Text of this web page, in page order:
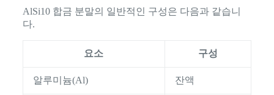
AlSi10 합금 분말의 일반적인 구성은 다음과 같습니
다.
요소 구성
알루미늄(Al) 잔액